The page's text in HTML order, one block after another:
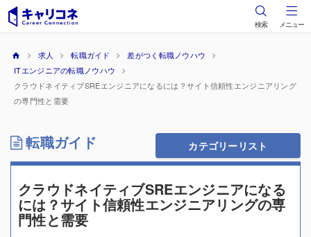
検索 メニュー
求人 転職ガイド
差がつく転職ノウハウ
ITエンジニアの転職ノウハウ
クラウドネイティブSREエンジニアになるには？サイト信頼性エンジニアリング
の専門性と需要
転職ガイド カテゴリーリスト
クラウドネイティブSREエンジニアになる
には？サイト信頼性エンジニアリングの専
門性と需要